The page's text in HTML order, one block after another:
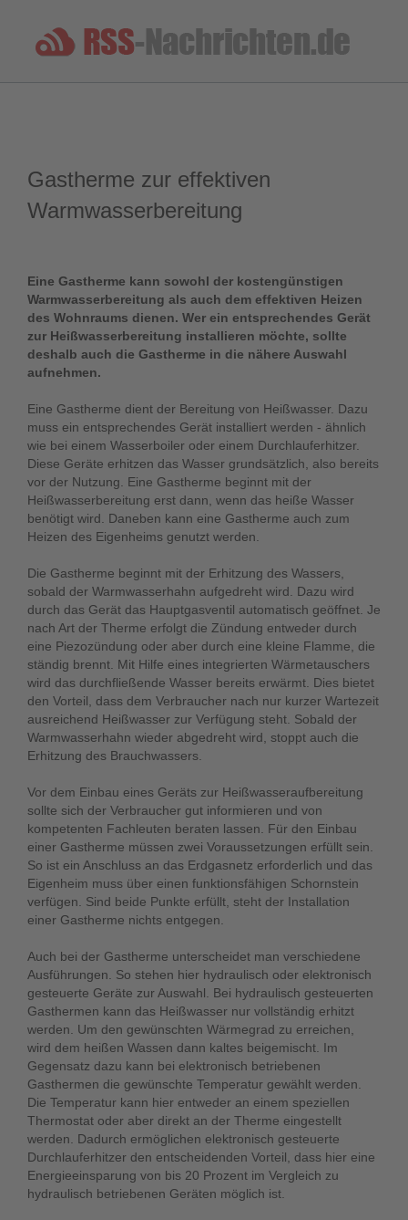
Gastherme zur effektiven
Warmwasserbereitung
Eine Gastherme kann sowohl der kostengünstigen
Warmwasserbereitung als auch dem effektiven Heizen
des Wohnraums dienen. Wer ein entsprechendes Gerät
zur Heißwasserbereitung installieren möchte, sollte
deshalb auch die Gastherme in die nähere Auswahl
aufnehmen.
Eine Gastherme dient der Bereitung von Heißwasser. Dazu
muss ein entsprechendes Gerät installiert werden - ähnlich
wie bei einem Wasserboiler oder einem Durchlauferhitzer.
Diese Geräte erhitzen das Wasser grundsätzlich, also bereits
vor der Nutzung. Eine Gastherme beginnt mit der
Heißwasserbereitung erst dann, wenn das heiße Wasser
benötigt wird. Daneben kann eine Gastherme auch zum
Heizen des Eigenheims genutzt werden.
Die Gastherme beginnt mit der Erhitzung des Wassers,
sobald der Warmwasserhahn aufgedreht wird. Dazu wird
durch das Gerät das Hauptgasventil automatisch geöffnet. Je
nach Art der Therme erfolgt die Zündung entweder durch
eine Piezozündung oder aber durch eine kleine Flamme, die
ständig brennt. Mit Hilfe eines integrierten Wärmetauschers
wird das durchfließende Wasser bereits erwärmt. Dies bietet
den Vorteil, dass dem Verbraucher nach nur kurzer Wartezeit
ausreichend Heißwasser zur Verfügung steht. Sobald der
Warmwasserhahn wieder abgedreht wird, stoppt auch die
Erhitzung des Brauchwassers.
Vor dem Einbau eines Geräts zur Heißwasseraufbereitung
sollte sich der Verbraucher gut informieren und von
kompetenten Fachleuten beraten lassen. Für den Einbau
einer Gastherme müssen zwei Voraussetzungen erfüllt sein.
So ist ein Anschluss an das Erdgasnetz erforderlich und das
Eigenheim muss über einen funktionsfähigen Schornstein
verfügen. Sind beide Punkte erfüllt, steht der Installation
einer Gastherme nichts entgegen.
Auch bei der Gastherme unterscheidet man verschiedene
Ausführungen. So stehen hier hydraulisch oder elektronisch
gesteuerte Geräte zur Auswahl. Bei hydraulisch gesteuerten
Gasthermen kann das Heißwasser nur vollständig erhitzt
werden. Um den gewünschten Wärmegrad zu erreichen,
wird dem heißen Wassen dann kaltes beigemischt. Im
Gegensatz dazu kann bei elektronisch betriebenen
Gasthermen die gewünschte Temperatur gewählt werden.
Die Temperatur kann hier entweder an einem speziellen
Thermostat oder aber direkt an der Therme eingestellt
werden. Dadurch ermöglichen elektronisch gesteuerte
Durchlauferhitzer den entscheidenden Vorteil, dass hier eine
Energieeinsparung von bis 20 Prozent im Vergleich zu
hydraulisch betriebenen Geräten möglich ist.